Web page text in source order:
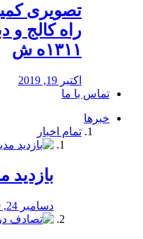
️تصویری
راه كالج و
۱۳۱۱ه ش
اکتبر 19, 2019
تماس با ما
خبرها
تمام اخبار
بازدید
دسامبر 24, 2019